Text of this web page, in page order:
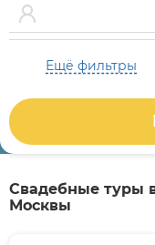
Ещё фильтры
Свадебные туры
Москвы